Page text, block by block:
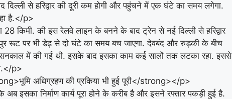
दिल्ली से हरिद्वार की दूरी कम होगी और पहुंचने में एक घंटे का समय लगेगा.
है.</p>
की इस रेलवे लाइन के बनने के बाद ट्रेन से नई दिल्ली से हरिद्वार
रूट पर भी डेढ़ से दो घंटे का समय बच जाएगा. देवबंद और रुड़की के बीच
में की गई थी. इसके बाद इसका काम कई सालों तक लटका रहा. इससे
p>
अधिग्रहण की प्रकिया भी हुई पूरी</strong></p>
निर्माण कार्य पूरा होने के करीब है और इसने रफ्तार पकड़ी हुई है.